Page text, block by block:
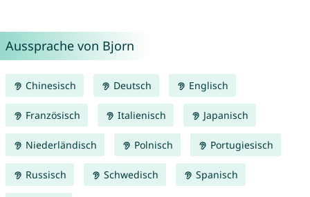
Aussprache von Bjorn
Chinesisch Deutsch Englisch
Französisch Italienisch Japanisch
Niederländisch Polnisch Portugiesisch
Russisch Schwedisch Spanisch